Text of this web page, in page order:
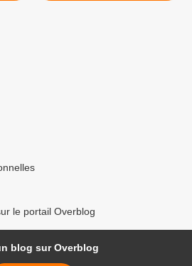
le portail Overblog
blog sur Overblog